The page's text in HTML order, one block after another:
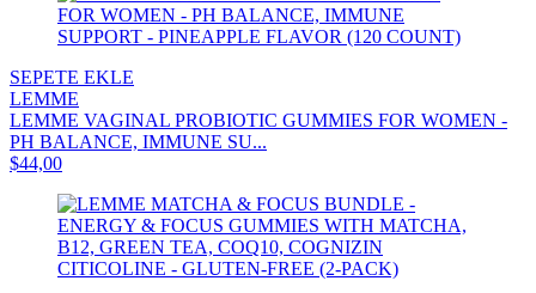
SEPETE EKLE
LEMME
LEMME VAGINAL PROBIOTIC GUMMIES FOR WOMEN -
PH BALANCE, IMMUNE SU...
$44,00